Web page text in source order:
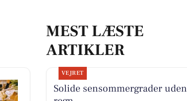
MEST LÆSTE
ARTIKLER
VEJRET
Solide sensommergrader uden